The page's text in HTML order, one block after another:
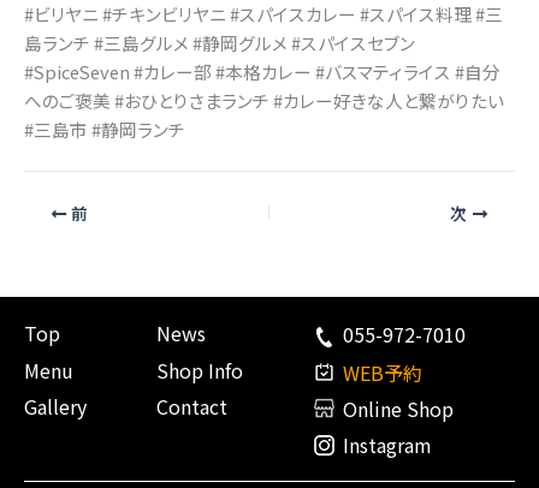
#ビリヤニ #チキンビリヤニ #スパイスカレー #スパイス料理 #三
島ランチ #三島グルメ #静岡グルメ #スパイスセブン
#SpiceSeven #カレー部 #本格カレー #バスマティライス #自分
へのご褒美 #おひとりさまランチ #カレー好きな人と繋がりたい
#三島市 #静岡ランチ
前 次
Top
Menu
Gallery
News
Shop Info
Contact
055-972-7010
WEB予約
Online Shop
Instagram